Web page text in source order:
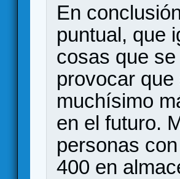
En
puntual, que
cosas que
provocar
muchísimo
en el futuro.
personas
400 en